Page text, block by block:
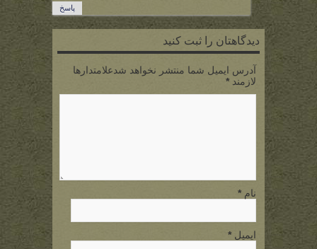
پاسخ
دیدگاهتان را ثبت کنید
آدرس ایمیل شما منتشر نخواهد شدعلامتدارها
لازمند *
نام *
ایمیل *